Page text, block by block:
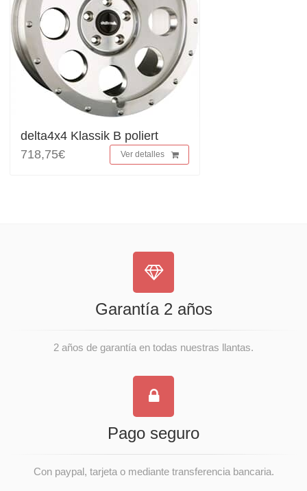
delta4x4 Klassik B poliert
718,75€
Ver detalles
Garantía 2 años
2 años de garantía en todas nuestras llantas.
Pago seguro
Con paypal, tarjeta o mediante transferencia bancaria.